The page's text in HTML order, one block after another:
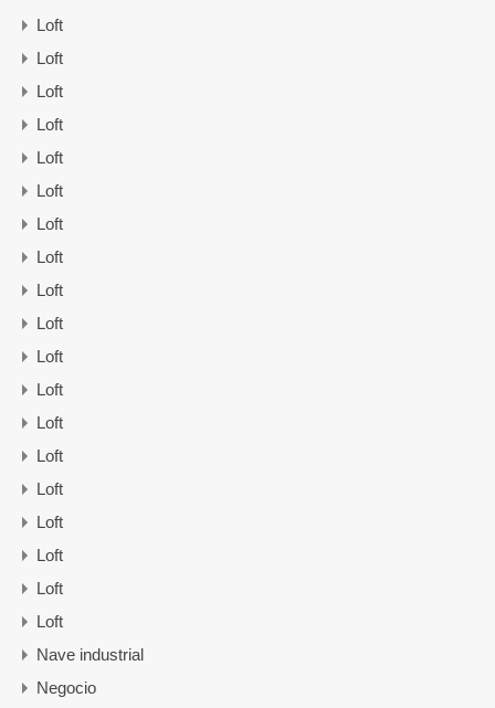
Loft
Loft
Loft
Loft
Loft
Loft
Loft
Loft
Loft
Loft
Loft
Loft
Loft
Loft
Loft
Loft
Loft
Loft
Loft
Nave industrial
Negocio